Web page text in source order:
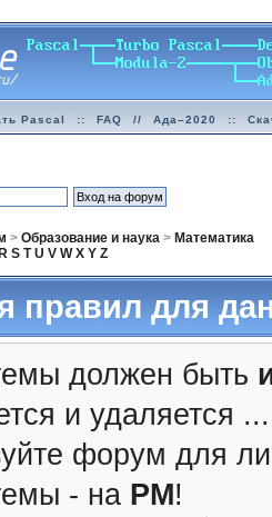
Pascal :: FAQ // Ада–2020 ::
> Образование и наука> Математика
R S T U V W X Y Z
для
должен быть
и удаляется ...
форум для
- на PM!